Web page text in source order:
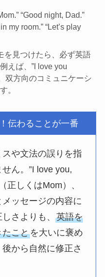
“Good night, Dad.”
my room.” “Let’s play
を見つけたら、必ず英語
えば、”I love you
双方向のコミュニケーシ
。
伝わることが一番
や文法の誤りを指
ん。”I love you,
正しくはMom）、
メッセージの内容に
しさよりも、英語を
たことを大いに褒め
から自然に修正さ